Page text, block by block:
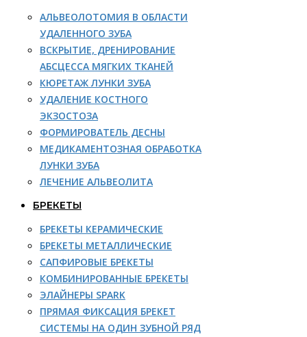
АЛЬВЕОЛОТОМИЯ В ОБЛАСТИ
УДАЛЕННОГО ЗУБА
ВСКРЫТИЕ, ДРЕНИРОВАНИЕ
АБСЦЕССА МЯГКИХ ТКАНЕЙ
КЮРЕТАЖ ЛУНКИ ЗУБА
УДАЛЕНИЕ КОСТНОГО
ЭКЗОСТОЗА
ФОРМИРОВАТЕЛЬ ДЕСНЫ
МЕДИКАМЕНТОЗНАЯ ОБРАБОТКА
ЛУНКИ ЗУБА
ЛЕЧЕНИЕ АЛЬВЕОЛИТА
БРЕКЕТЫ
БРЕКЕТЫ КЕРАМИЧЕСКИЕ
БРЕКЕТЫ МЕТАЛЛИЧЕСКИЕ
САПФИРОВЫЕ БРЕКЕТЫ
КОМБИНИРОВАННЫЕ БРЕКЕТЫ
ЭЛАЙНЕРЫ SPARK
ПРЯМАЯ ФИКСАЦИЯ БРЕКЕТ
СИСТЕМЫ НА ОДИН ЗУБНОЙ РЯД